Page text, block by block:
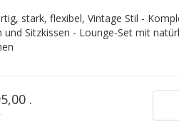
stark, flexibel, Vintage Stil -
und Sitzkissen - Lounge-Set mit
.